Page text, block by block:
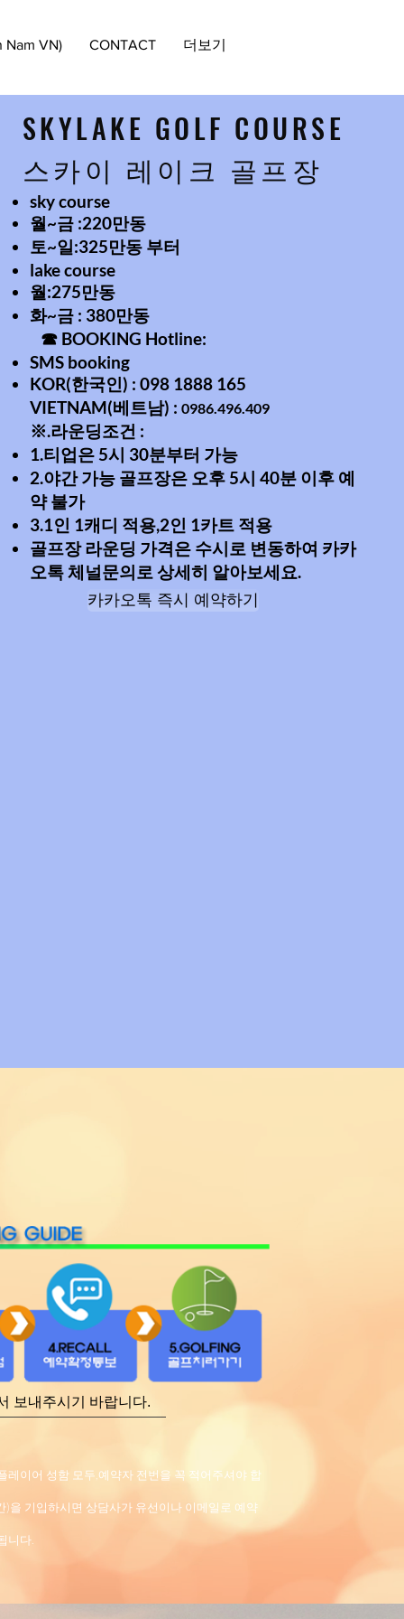
Nam VN) CONTACT 더보기
SKYLAKE GOLF COURSE
​스카이 레이크 골프장
sky course
월~금 :220만동
토~일:325만동 부터
lake course ​​
월:275만동
화~금 : 380만동
☎ BOOKING Hotline:
SMS booking
KOR(한국인) : 098 1888 165
VIETNAM(베트남) : 0986.496.409
※.라운딩조건 :
1.티업은 5시 30분부터 가능
2.야간 가능 골프장은 오후 5시 40분 이후 예
약 불가
3.1인 1캐디 적용,2인 1카트 적용
골프장 라운딩 가격은 수시로 변동하여 카카
오톡 체널문의로 상세히 알아보세요.
카카오톡 즉시 예약하기
보내주시기 바랍니다.
이어 성함 모두,예약자 전번을 꼭 적어주셔야 합
을 기입하시면 상담사가 유선이나 이메일로 예약
니다.